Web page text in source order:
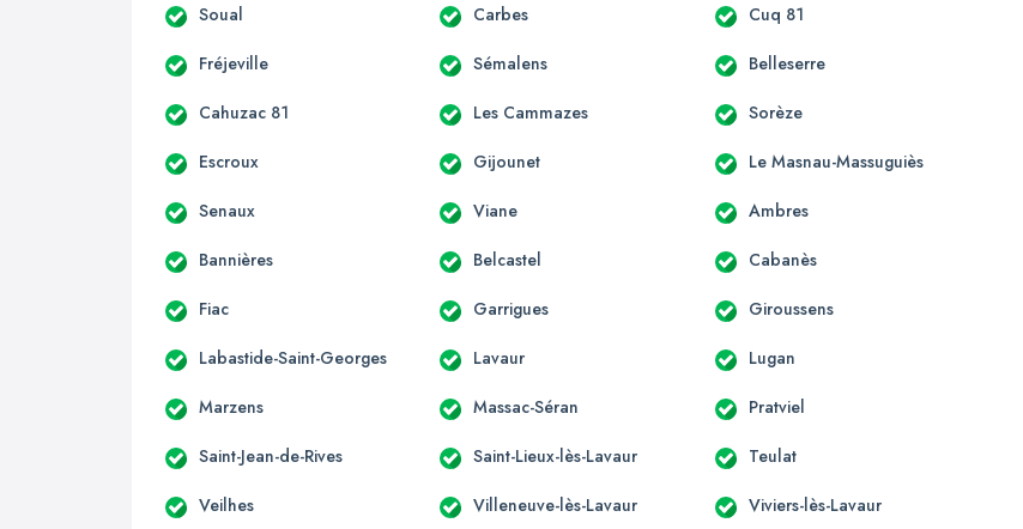
Soual Carbes Cuq 81
Fréjeville Sémalens Belleserre
Cahuzac 81 Les Cammazes Sorèze
Escroux Gijounet Le Masnau-Massuguiès
Senaux Viane Ambres
Bannières Belcastel Cabanès
Fiac Garrigues Giroussens
Labastide-Saint-Georges Lavaur Lugan
Marzens Massac-Séran Pratviel
Saint-Jean-de-Rives Saint-Lieux-lès-Lavaur Teulat
Veilhes Villeneuve-lès-Lavaur Viviers-lès-Lavaur